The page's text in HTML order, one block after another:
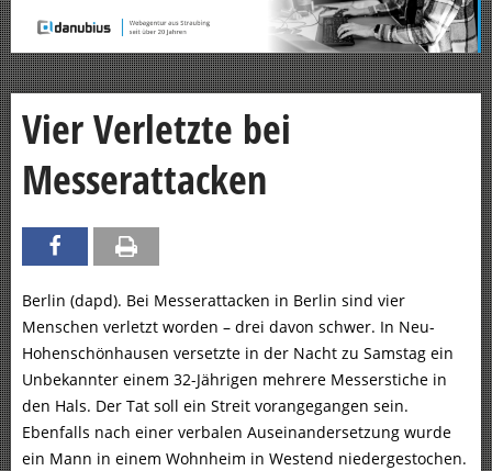
Vier Verletzte bei
Messerattacken
Berlin (dapd). Bei Messerattacken in Berlin sind vier
Menschen verletzt worden – drei davon schwer. In Neu-
Hohenschönhausen versetzte in der Nacht zu Samstag ein
Unbekannter einem 32-Jährigen mehrere Messerstiche in
den Hals. Der Tat soll ein Streit vorangegangen sein.
Ebenfalls nach einer verbalen Auseinandersetzung wurde
ein Mann in einem Wohnheim in Westend niedergestochen.